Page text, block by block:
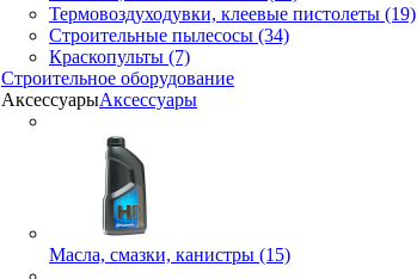
Термовоздуходувки, клеевые пистолеты (19)
Строительные пылесосы (34)
Краскопульты (7)
Строительное оборудование
АксессуарыАксессуары
Масла, смазки, канистры (15)